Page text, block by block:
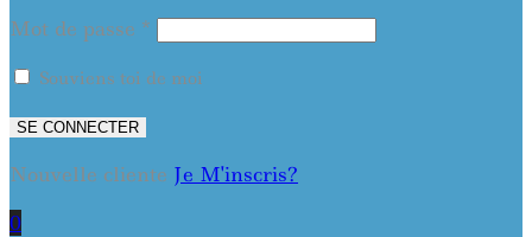
Mot de passe *
Souviens toi de moi
SE CONNECTER
Nouvelle cliente Je M'inscris?
0